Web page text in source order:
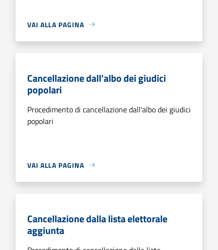
VAI ALLA PAGINA
Cancellazione dall'albo dei giudici
popolari
Procedimento di cancellazione dall'albo dei giudici
popolari
VAI ALLA PAGINA
Cancellazione dalla lista elettorale
aggiunta